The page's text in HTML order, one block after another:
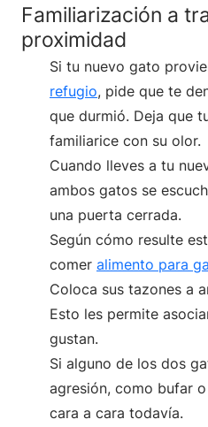
Familiarización a
proximidad
Si tu nuevo gato
refugio, pide que te
que durmió. Deja que
familiarice con su olor.
Cuando lleves a tu
ambos gatos se
una puerta cerrada.
Según cómo resulte
comer alimento para
Coloca sus tazones a
Esto les permite
gustan.
Si alguno de los dos
agresión, como bufar
cara a cara todavía.